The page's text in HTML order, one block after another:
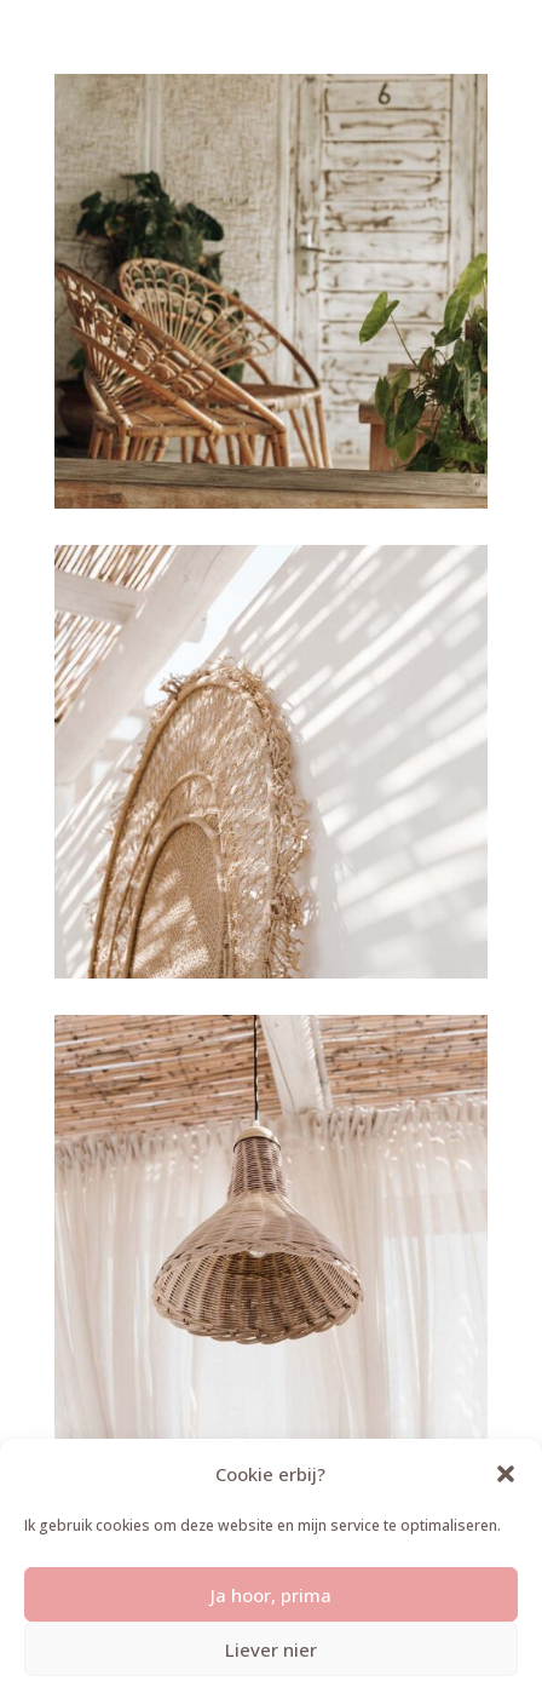
Cookie erbij?
Ik gebruik cookies om deze website en mijn service te optimaliseren.
Ja hoor, prima
Liever nier
PRIVACY VERKLARING| ALGEMENE
VOORWAARDEN